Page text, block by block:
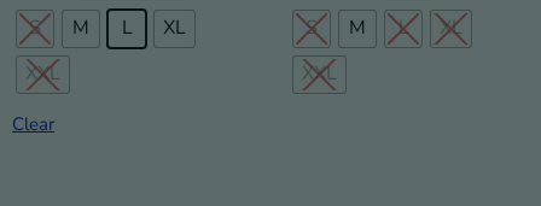
S M L
XL
XXL
Clear
S M L
XL
XXL